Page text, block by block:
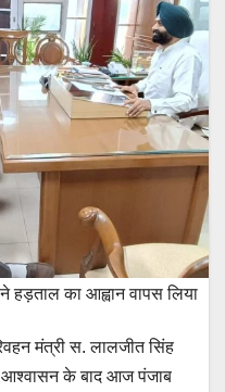
हड़ताल का आह्वान वापस लिया
मंत्री स. लालजीत सिंह
आश्वासन के बाद आज पंजाब